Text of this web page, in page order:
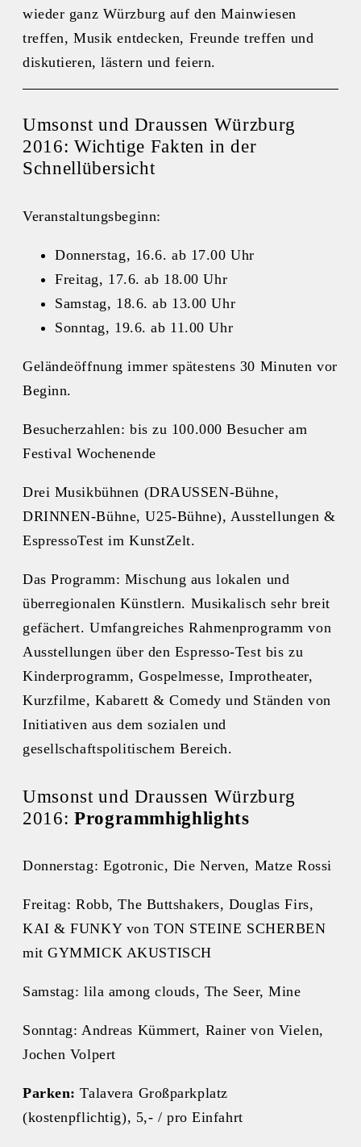
wieder ganz Würzburg auf den Mainwiesen
treffen, Musik entdecken, Freunde treffen und
diskutieren, lästern und feiern.
Umsonst und Draussen Würzburg
2016: Wichtige Fakten in der
Schnellübersicht
Veranstaltungsbeginn:
Donnerstag, 16.6. ab 17.00 Uhr
Freitag, 17.6. ab 18.00 Uhr
Samstag, 18.6. ab 13.00 Uhr
Sonntag, 19.6. ab 11.00 Uhr
Geländeöffnung immer spätestens 30 Minuten vor
Beginn.
Besucherzahlen: bis zu 100.000 Besucher am
Festival Wochenende
Drei Musikbühnen (DRAUSSEN-Bühne,
DRINNEN-Bühne, U25-Bühne), Ausstellungen &
EspressoTest im KunstZelt.
Das Programm: Mischung aus lokalen und
überregionalen Künstlern. Musikalisch sehr breit
gefächert. Umfangreiches Rahmenprogramm von
Ausstellungen über den Espresso-Test bis zu
Kinderprogramm, Gospelmesse, Improtheater,
Kurzfilme, Kabarett & Comedy und Ständen von
Initiativen aus dem sozialen und
gesellschaftspolitischem Bereich.
Umsonst und Draussen Würzburg
2016: Programmhighlights
Donnerstag: Egotronic, Die Nerven, Matze Rossi
Freitag: Robb, The Buttshakers, Douglas Firs,
KAI & FUNKY von TON STEINE SCHERBEN
mit GYMMICK AKUSTISCH
Samstag: lila among clouds, The Seer, Mine
Sonntag: Andreas Kümmert, Rainer von Vielen,
Jochen Volpert
Parken: Talavera Großparkplatz
(kostenpflichtig), 5,- / pro Einfahrt